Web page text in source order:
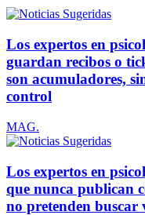
Los expertos en
guardan recibos o
son acumuladores,
control
MAG.
Los expertos en
que nunca publican
no pretenden buscar